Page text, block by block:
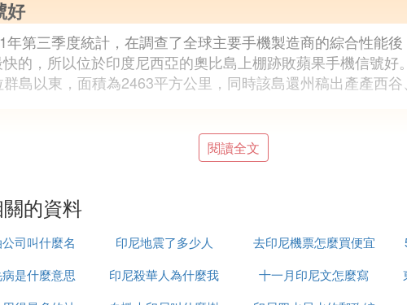
好
第三季度統計，在調查了全球主要手機製造商的綜合性能
的，所以位於印度尼西亞的奧比島上棚跡敗蘋果手機信號
島以東，面積為2463平方公里，同時該島還州稿出產產西谷
閱讀全文
的資料
司叫什麼名
字
印尼地震了多少人 去印尼機票怎麼買便宜
是什麼意思 印尼殺華人為什麼我 十一月印尼文怎麼寫